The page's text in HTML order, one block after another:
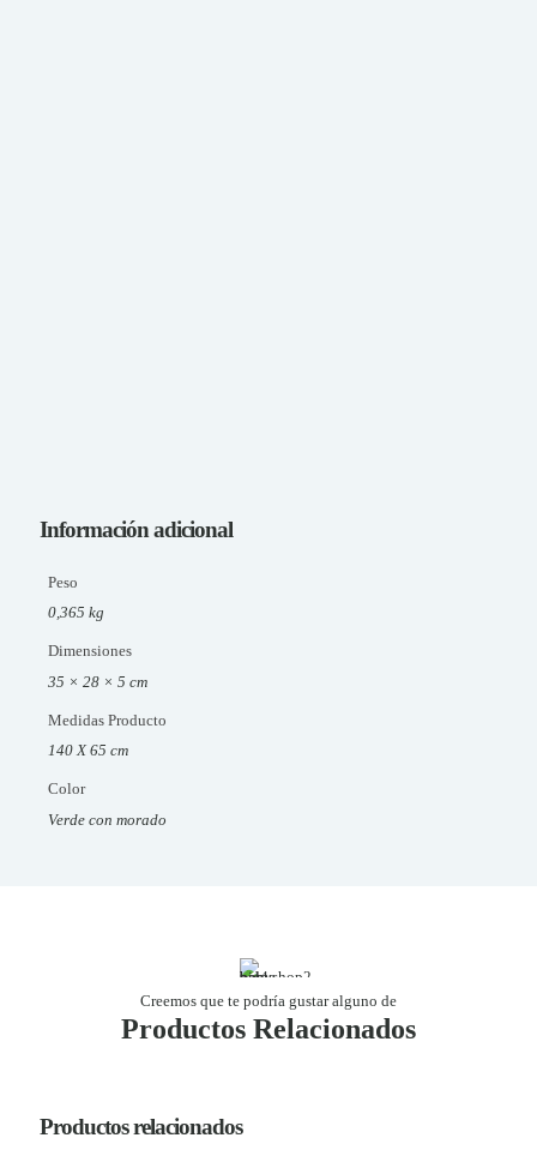
Información adicional
Peso
0,365 kg
Dimensiones
35 × 28 × 5 cm
Medidas Producto
140 X 65 cm
Color
Verde con morado
Productos Relacionados
Creemos que te podría gustar alguno de
Productos relacionados